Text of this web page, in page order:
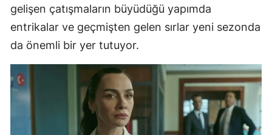
gelişen çatışmaların büyüdüğü yapımda
entrikalar ve geçmişten gelen sırlar yeni sezonda
da önemli bir yer tutuyor.